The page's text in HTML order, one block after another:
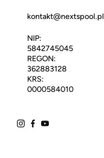
kontakt@nextspool.pl
NIP:
5842745045
REGON:
362883128
KRS:
0000584010